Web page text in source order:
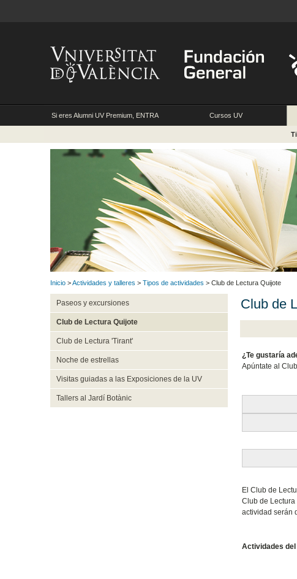
Si eres Alumni UV Premium, ENTRA Cursos UV
Inicio >Actividades y talleres > Tipos de actividades > Club de Lectura Quijote
Paseos y excursiones
Club de Lectura Quijote
Club de Lectura 'Tirant'
Noche de estrellas
Visitas guiadas a las Exposiciones de la UV
Tallers al Jardí Botànic
Club de
¿Te gustaría
Apúntate al
El Club de
Club de Lectura
actividad serán
Actividades del